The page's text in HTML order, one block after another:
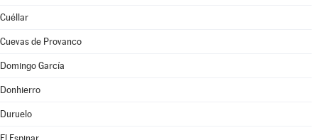
Cuéllar
Cuevas de Provanco
Domingo García
Donhierro
Duruelo